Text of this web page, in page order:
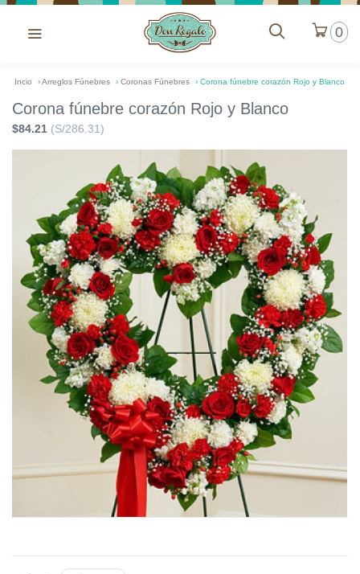
0
Incio ›Arreglos Fúnebres › Coronas Fúnebres › Corona fúnebre corazón Rojo y Blanco
Corona fúnebre corazón Rojo y Blanco
$84.21 (S/286.31)